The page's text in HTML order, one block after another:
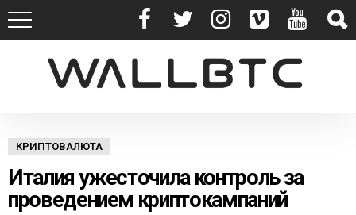
КРИПТОВАЛЮТА
Италия ужесточила контроль за
проведением криптокампаний